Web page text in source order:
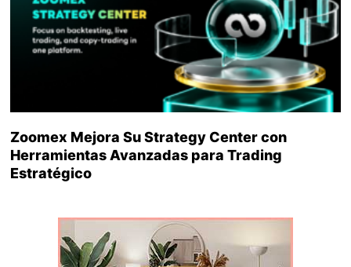
Zoomex Mejora Su Strategy Center con
Herramientas Avanzadas para Trading
Estratégico